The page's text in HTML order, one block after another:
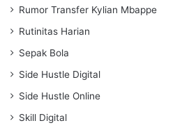
Rumor Transfer Kylian Mbappe
Rutinitas Harian
Sepak Bola
Side Hustle Digital
Side Hustle Online
Skill Digital